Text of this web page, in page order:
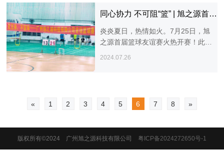
同心协力 不可阻“篮” | 旭之源首届篮球友谊赛圆满落幕
炎炎夏日，热情如火。7月25日，旭
之源首届篮球友谊赛火热开赛！此次
比赛旨在丰富员工业余生活，增强团
2024.07.26
« 1 2 3 4 5 6 7 8 »
版权所有©2024 广州旭之源科技有限公司 粤ICP备2024272650号-1